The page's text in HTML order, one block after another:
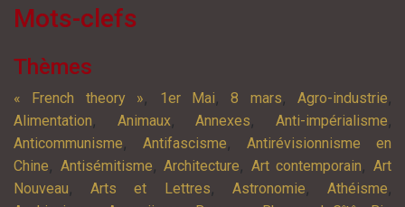
Mots-clefs
Thèmes
« French theory », 1er Mai,8 mars, Agro-industrie,
Alimentation, Animaux,Annexes,Anti-impérialisme,
Anticommunisme, Antifascisme, Antirévisionnisme en
Chine, Antisémitisme,Architecture, Art contemporain,Art
Nouveau,Arts et Lettres, Astronomie,Athéisme,